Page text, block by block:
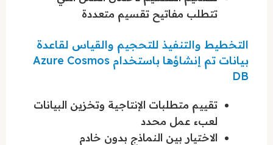
تتطلب مفاتيح تقسيم متعددة
التخطيط والتنفيذ للتحجيم والقياس لقاعدة
بيانات تم إنشاؤها باستخدام Azure Cosmos
DB
تقييم متطلبات الإنتاجية وتخزين البيانات
لعبء عمل محدد
الاختيار بين النماذج بدون خادم